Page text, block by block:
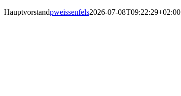
Hauptvorstandpweissenfels2026-07-08T09:22:29+02:00